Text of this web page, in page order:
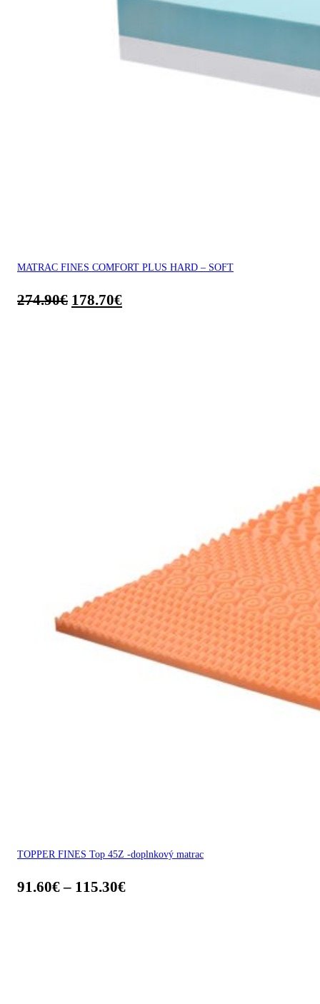
MATRAC FINES COMFORT PLUS HARD – SOFT
274.90€ 178.70€
TOPPER FINES Top 45Z -doplnkový matrac
91.60€– 115.30€